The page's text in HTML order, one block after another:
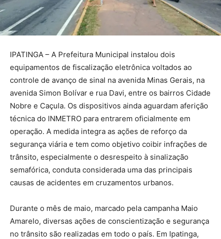
IPATINGA – A Prefeitura Municipal instalou dois
equipamentos de fiscalização eletrônica voltados ao
controle de avanço de sinal na avenida Minas Gerais, na
avenida Simon Bolívar e rua Davi, entre os bairros Cidade
Nobre e Caçula. Os dispositivos ainda aguardam aferição
técnica do INMETRO para entrarem oficialmente em
operação. A medida integra as ações de reforço da
segurança viária e tem como objetivo coibir infrações de
trânsito, especialmente o desrespeito à sinalização
semafórica, conduta considerada uma das principais
causas de acidentes em cruzamentos urbanos.
Durante o mês de maio, marcado pela campanha Maio
Amarelo, diversas ações de conscientização e segurança
no trânsito são realizadas em todo o país. Em Ipatinga,